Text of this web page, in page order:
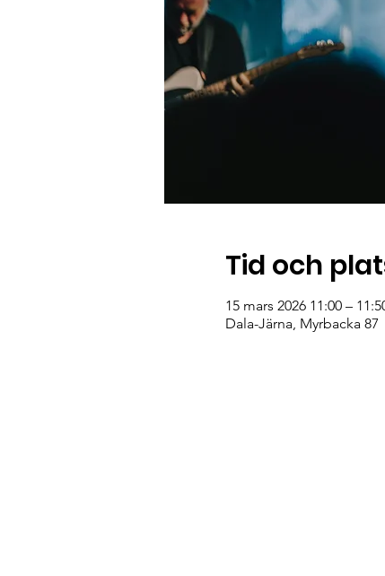
Tid och
15 mars 2026 11:00 –
Dala-Järna, Myrbacka 87